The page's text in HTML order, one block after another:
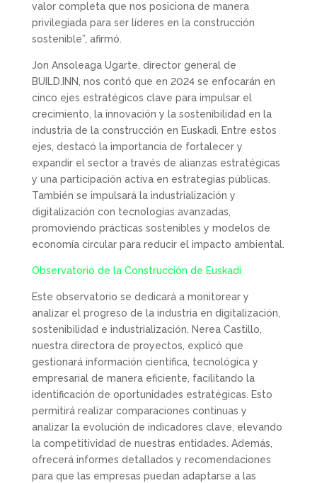
valor completa que nos posiciona de manera
privilegiada para ser líderes en la construcción
sostenible”, afirmó.
Jon Ansoleaga Ugarte, director general de
BUILD.INN, nos contó que en 2024 se enfocarán en
cinco ejes estratégicos clave para impulsar el
crecimiento, la innovación y la sostenibilidad en la
industria de la construcción en Euskadi. Entre estos
ejes, destacó la importancia de fortalecer y
expandir el sector a través de alianzas estratégicas
y una participación activa en estrategias públicas.
También se impulsará la industrialización y
digitalización con tecnologías avanzadas,
promoviendo prácticas sostenibles y modelos de
economía circular para reducir el impacto ambiental.
Observatorio de la Construcción de Euskadi
Este observatorio se dedicará a monitorear y
analizar el progreso de la industria en digitalización,
sostenibilidad e industrialización. Nerea Castillo,
nuestra directora de proyectos, explicó que
gestionará información científica, tecnológica y
empresarial de manera eficiente, facilitando la
identificación de oportunidades estratégicas. Esto
permitirá realizar comparaciones continuas y
analizar la evolución de indicadores clave, elevando
la competitividad de nuestras entidades. Además,
ofrecerá informes detallados y recomendaciones
para que las empresas puedan adaptarse a las